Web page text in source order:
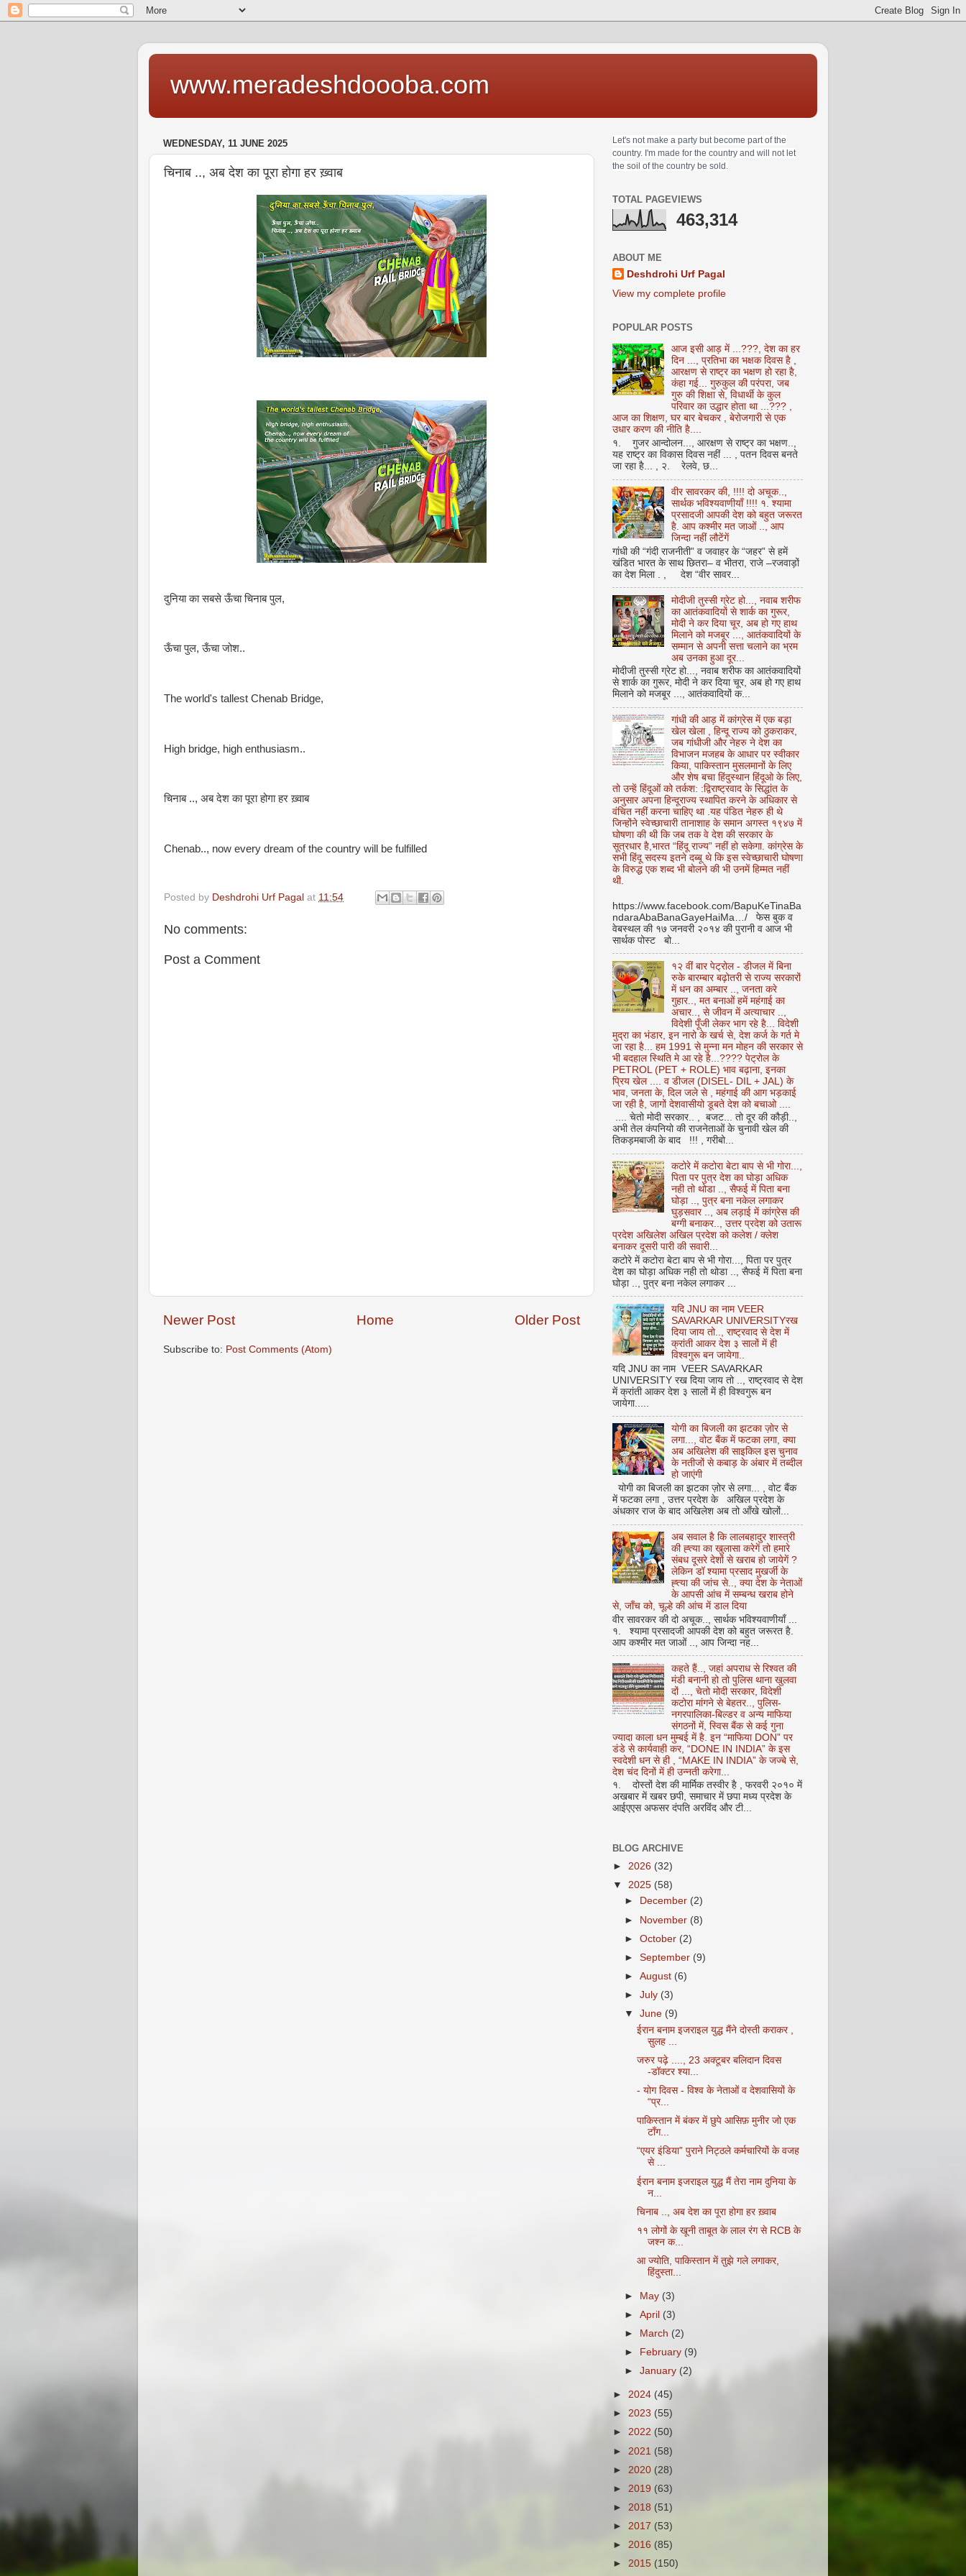
www.meradeshdoooba.com
WEDNESDAY, 11 JUNE 2025
चिनाब .., अब देश का पूरा होगा हर ख़्वाब
दुनिया का सबसे ऊँचा चिनाब पुल,
ऊँचा पुल, ऊँचा जोश..
The world's tallest Chenab Bridge,
High bridge, high enthusiasm..
चिनाब .., अब देश का पूरा होगा हर ख़्वाब
Chenab.., now every dream of the country will be fulfilled
Posted by Deshdrohi Urf Pagal at 11:54
No comments:
Post a Comment
Newer Post Older Post
Home
Subscribe to: Post Comments (Atom)
Let's not make a party but become part of the
country. I'm made for the country and will not let
the soil of the country be sold.
TOTAL PAGEVIEWS
463,314
ABOUT ME
Deshdrohi Urf Pagal
View my complete profile
POPULAR POSTS
आज इसी आड़ में ...???, देश का हर
दिन ..., प्रतिभा का भक्षक दिवस है ,
आरक्षण से राष्ट्र का भक्षण हो रहा है,
कंहा गई... गुरुकुल की परंपरा, जब
गुरु की शिक्षा से, विधार्थी के कुल
परिवार का उद्धार होता था ...??? ,
आज का शिक्षण, घर बार बेचकर , बेरोजगारी से एक
उधार करण की नीति है....
१. गुजर आन्दोलन..., आरक्षण से राष्ट्र का भक्षण..,
यह राष्ट्र का विकास दिवस नहीं ... , पतन दिवस बनते
जा रहा है... , २. रेलवे, छ...
वीर सावरकर की, !!!! दो अचूक..,
सार्थक भविश्यवाणीयाँ !!!! १. श्यामा
प्रसादजी आपकी देश को बहुत जरूरत
है. आप कश्मीर मत जाओं .., आप
जिन्दा नहीं लौटेंगें
गांधी की “गंदी राजनीती” व जवाहर के “जहर” से हमें
खंडित भारत के साथ छितरा– व भीतरा, राजे –रजवाड़ों
का देश मिला . , देश “वीर सावर...
मोदीजी तुस्सी ग्रेट हो..., नवाब शरीफ
का आतंकवादियों से शार्क का गुरूर,
मोदी ने कर दिया चूर, अब हो गए हाथ
मिलाने को मजबूर ..., आतंकवादियों के
सम्मान से अपनी सत्ता चलाने का भ्रम
अब उनका हुआ दूर...
मोदीजी तुस्सी ग्रेट हो..., नवाब शरीफ का आतंकवादियों
से शार्क का गुरूर, मोदी ने कर दिया चूर, अब हो गए हाथ
मिलाने को मजबूर ..., आतंकवादियों क...
गांधी की आड़ में कांग्रेस में एक बड़ा
खेल खेला , हिन्दू राज्य को ठुकराकर,
जब गांधीजी और नेहरु ने देश का
विभाजन मजहब के आधार पर स्वीकार
किया, पाकिस्तान मुसलमानों के लिए
और शेष बचा हिंदुस्थान हिंदूओ के लिए,
तो उन्हें हिंदूओं को तर्कश: :द्विराष्ट्रवाद के सिद्धांत के
अनुसार अपना हिन्दूराज्य स्थापित करने के अधिकार से
वंचित नहीं करना चाहिए था .यह पंडित नेहरु ही थे
जिन्होंने स्वेच्छाचारी तानाशाह के समान अगस्त १९४७ में
घोषणा की थी कि जब तक वे देश की सरकार के
सूत्रधार है,भारत “हिंदू राज्य” नहीं हो सकेगा. कांग्रेस के
सभी हिंदू सदस्य इतने दब्बू थे कि इस स्वेच्छाचारी घोषणा
के विरुद्ध एक शब्द भी बोलने की भी उनमें हिम्मत नहीं
थी.
https://www.facebook.com/BapuKeTinaBa
ndaraAbaBanaGayeHaiMa…/ फेस बुक व
वेबस्थल की १७ जनवरी २०१४ की पुरानी व आज भी
सार्थक पोस्ट बो...
१२ वीं बार पेट्रोल - डीजल में बिना
रुके बारम्बार बढ़ोतरी से राज्य सरकारों
में धन का अम्बार .., जनता करे
गुहार.., मत बनाओं हमें महंगाई का
अचार.., से जीवन में अत्याचार ..,
विदेशी पूँजी लेकर भाग रहे है... विदेशी
मुद्रा का भंडार, इन नारो के खर्च से, देश कर्ज के गर्त मे
जा रहा है... हम 1991 से मुन्ना मन मोहन की सरकार से
भी बदहाल स्थिति मे आ रहे है...???? पेट्रोल के
PETROL (PET + ROLE) भाव बढ़ाना, इनका
प्रिय खेल .... व डीजल (DISEL- DIL + JAL) के
भाव, जनता के, दिल जले से , महंगाई की आग भड़काई
जा रही है, जागों देशवासीयो डूबते देश को बचाओ ....
.... चेतो मोदी सरकार.. , बजट... तो दूर की कौड़ी..,
अभी तेल कंपनियो की राजनेताओं के चुनावी खेल की
तिकड़मबाजी के बाद !!! , गरीबो...
कटोरे में कटोरा बेटा बाप से भी गोरा...,
पिता पर पुत्र देश का घोड़ा अधिक
नही तो थोडा .., सैफई में पिता बना
घोड़ा .., पुत्र बना नकेल लगाकर
घुड़सवार .., अब लड़ाई में कांग्रेस की
बग्गी बनाकर.., उत्तर प्रदेश को उतारू
प्रदेश अखिलेश अखिल प्रदेश को कलेश / क्लेश
बनाकर दूसरी पारी की सवारी...
कटोरे में कटोरा बेटा बाप से भी गोरा..., पिता पर पुत्र
देश का घोड़ा अधिक नही तो थोडा .., सैफई में पिता बना
घोड़ा .., पुत्र बना नकेल लगाकर ...
यदि JNU का नाम VEER
SAVARKAR UNIVERSITYरख
दिया जाय तो.., राष्ट्रवाद से देश में
क्रांती आकर देश ३ सालों में ही
विश्वगुरू बन जायेगा..
यदि JNU का नाम VEER SAVARKAR
UNIVERSITY रख दिया जाय तो .., राष्ट्रवाद से देश
में क्रांती आकर देश ३ सालों में ही विश्वगुरू बन
जायेगा.....
योगी का बिजली का झटका ज़ोर से
लगा..., वोट बैंक में फटका लगा, क्या
अब अखिलेश की साइकिल इस चुनाव
के नतीजों से कबाड़ के अंबार में तब्दील
हो जाएंगी
योगी का बिजली का झटका ज़ोर से लगा... , वोट बैंक
में फटका लगा , उत्तर प्रदेश के अखिल प्रदेश के
अंधकार राज के बाद अखिलेश अब तो आँखे खोलों...
अब सवाल है कि लालबहादुर शास्त्री
की ह्त्या का खुलासा करेगें तो हमारे
संबध दूसरे देशों से खराब हो जायेगें ?
लेकिन डॉ श्यामा प्रसाद मुखर्जी के
ह्त्या की जांच से.., क्या देश के नेताओं
के आपसी आंच में सम्बन्ध खराब होने
से, जाँच को, चूल्हे की आंच में डाल दिया
वीर सावरकर की दो अचूक.., सार्थक भविश्यवाणीयाँ ...
१. श्यामा प्रसादजी आपकी देश को बहुत जरूरत है.
आप कश्मीर मत जाओं .., आप जिन्दा नह...
कहते हैं.., जहां अपराध से रिश्वत की
मंडी बनानी हो तो पुलिस थाना खुलवा
दों ..., चेतो मोदी सरकार, विदेशी
कटोरा मांगने से बेहतर.., पुलिस-
नगरपालिका-बिल्डर व अन्य माफिया
संगठनों में, स्विस बैंक से कई गुना
ज्यादा काला धन मुम्बई में है. इन “माफिया DON” पर
डंडे से कार्यवाही कर, “DONE IN INDIA” के इस
स्वदेशी धन से ही , “MAKE IN INDIA” के जज्बे से,
देश चंद दिनों में ही उन्नती करेगा...
१. दोस्तों देश की मार्मिक तस्वीर है , फरवरी २०१० में
अखबार में खबर छपी, समाचार में छपा मध्य प्रदेश के
आईएएस अफसर दंपति अरविंद और टी...
BLOG ARCHIVE
► 2026 (32)
▼ 2025 (58)
►
December (2)
► November (8)
►October (2)
►September (9)
►August (6)
►July (3)
▼June (9)
ईरान बनाम इजराइल युद्ध मैंने दोस्ती कराकर ,
सुलह ...
जरुर पढ़े ...., 23 अक्टूबर बलिदान दिवस
-डॉक्टर श्या...
- ⁠योग दिवस - विश्व के नेताओं व देशवासियों के
“प्र...
पाकिस्तान में बंकर में छुपे आसिफ़ मुनीर जो एक
टाँग...
“एयर इंडिया” पुराने निट्ठले कर्मचारियों के वजह
से ...
ईरान बनाम इजराइल युद्ध मैं तेरा नाम दुनिया के
न...
चिनाब .., अब देश का पूरा होगा हर ख़्वाब
११ लोगों के खूनी ताबूत के लाल रंग से RCB के
जश्न क...
आ ज्योति, पाकिस्तान में तुझे गले लगाकर,
हिंदुस्ता...
► May (3)
►April (3)
►
March (2)
►
February (9)
►January (2)
► 2024 (45)
► 2023 (55)
► 2022 (50)
► 2021 (58)
► 2020 (28)
► 2019 (63)
► 2018 (51)
► 2017 (53)
► 2016 (85)
► 2015 (150)